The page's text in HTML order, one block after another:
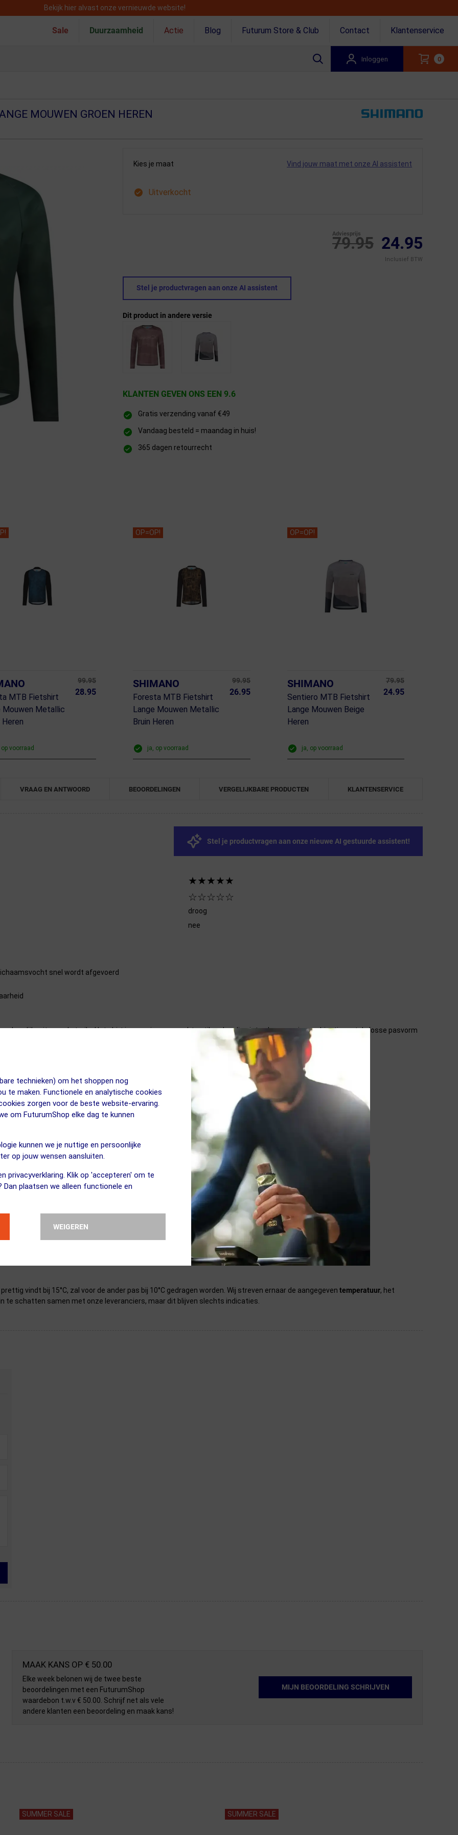
technieken) om het shoppen nog
te maken. Functionele en analytische cookies
zorgen voor de beste website-ervaring.
om FuturumShop elke dag te kunnen
kunnen we je nuttige en persoonlijke
op jouw wensen aansluiten.
privacyverklaring. Klik op 'accepteren' om te
Dan plaatsen we alleen functionele en
WEIGEREN
Bekijk hier alvast onze vernieuwde website!
Sale Duurzaamheid Actie Blog Futurum Store & Club Contact Klantenservice
Inloggen 0
MOUWEN GROEN HEREN
Kies je maat Vind jouw maat met onze AI assistent
Uitverkocht
79.95
Adviesprijs 24.95
Inclusief BTW
Stel je productvragen aan onze AI assistent
Dit product in andere versie
KLANTEN GEVEN ONS EEN 9.6
Gratis verzending vanaf €49
Vandaag besteld = maandag in huis!
365 dagen retourrecht
MTB Fietshirt
Mouwen Metallic
Heren
99.95
28.95
op voorraad
OP=OP!
SHIMANO
Foresta MTB Fietshirt
Lange Mouwen Metallic
Bruin Heren
99.95
26.95
ja, op voorraad
OP=OP!
SHIMANO
Sentiero MTB Fietshirt
Lange Mouwen Beige
Heren
79.95
24.95
ja, op voorraad
VRAAG EN ANTWOORD BEOORDELINGEN VERGELIJKBARE PRODUCTEN KLANTENSERVICE
Stel je productvragen aan onze nieuwe AI gestuurde assistent!
★★★★★
☆☆☆☆☆
droog
nee
snel wordt afgevoerd
heerlijke rit over de trails. Het shirt is voorzien van zachte stiknaden die niet schuren en in combinatie met de losse pasvorm
is een brillendoekje gestikt, zodat je deze altijd schoon kan maken tijdens je rit!
Heren
Klik hieronder op de eigenschap om naar de uitleg van dit systeem te gaan.
vindt bij 15°C, zal voor de ander pas bij 10°C gedragen worden. Wij streven ernaar de aangegeven temperatuur, het
te schatten samen met onze leveranciers, maar dit blijven slechts indicaties.
MAAK KANS OP € 50.00
Elke week belonen wij de twee beste
beoordelingen met een FuturumShop
waardebon t.w.v € 50.00. Schrijf net als vele
andere klanten een beoordeling en maak kans!
MIJN BEOORDELING SCHRIJVEN
SUMMER SALE SUMMER SALE